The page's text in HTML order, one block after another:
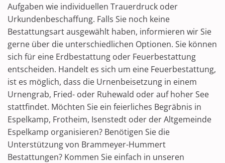
Aufgaben wie individuellen Trauerdruck oder
Urkundenbeschaffung. Falls Sie noch keine
Bestattungsart ausgewählt haben, informieren wir Sie
gerne über die unterschiedlichen Optionen. Sie können
sich für eine Erdbestattung oder Feuerbestattung
entscheiden. Handelt es sich um eine Feuerbestattung,
ist es möglich, dass die Urnenbeisetzung in einem
Urnengrab, Fried- oder Ruhewald oder auf hoher See
stattfindet. Möchten Sie ein feierliches Begräbnis in
Espelkamp, Frotheim, Isenstedt oder der Altgemeinde
Espelkamp organisieren? Benötigen Sie die
Unterstützung von Brammeyer-Hummert
Bestattungen? Kommen Sie einfach in unseren